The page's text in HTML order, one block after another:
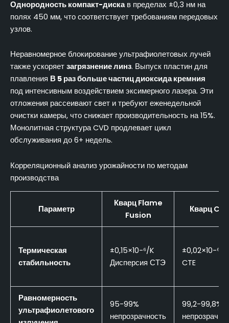
Однородность компакт-дискав пределах ±0,3 нм на
полях 450 мм, что соответствует требованиям передовых
узлов.
Неравномерное блокирование ультрафиолетовых лучей
также ускоряет загрязнение линз. Выпуск пластин для
плавления В 5 раз больше частиц диоксида кремния
под интенсивным воздействием эксимерного лазера. Эти
отложения рассеивают свет и требуют еженедельной
очистки камеры, что снижает производительность на 15%.
Монолитная структура CVD продлевает цикл
обслуживания до 6+ недель.
Корреляционный анализ урожайности по методам
производства
Параметр
Кварц Flame
Fusion
Кварц
Термическая
стабильность
±0,15×10-⁶/K
Дисперсия СТЭ
±0,02×10-⁶/K
CTE
Равномерность
ультрафиолетового
95-99%
непрозрачность
99,2-99,8%